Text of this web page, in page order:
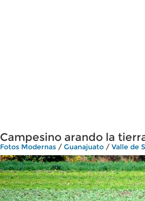
Campesino arando la
Fotos Modernas / Guanajuato / Valle de